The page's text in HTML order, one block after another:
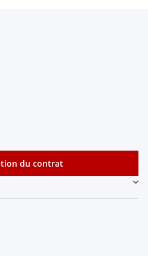
du contrat